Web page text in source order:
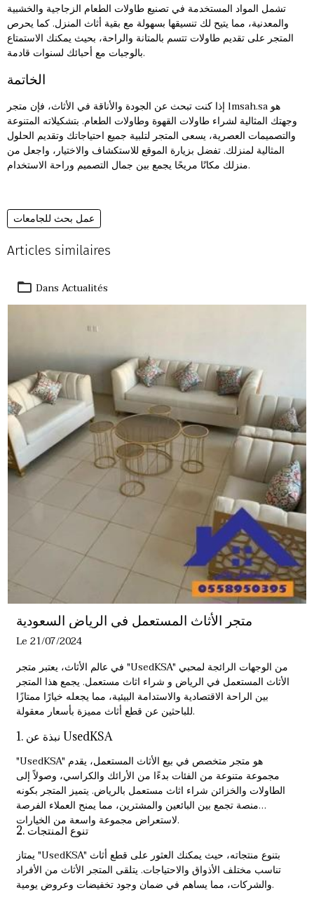
تشمل المواد المستخدمة في تصنيع طاولات الطعام الزجاجية والخشبية
والمعدنية، مما يتيح لك تنسيقها بسهولة مع بقية أثاث المنزل. كما يحرص
المتجر على تقديم طاولات تتسم بالمتانة والراحة، بحيث يمكنك الاستمتاع
بالوجبات مع أحبائك لسنوات قادمة.
الخاتمة
lmsah.sa
وجهتك المثالية لشراء طاولات القهوة وطاولات الطعام. بتشكيلاته المتنوعة
والتصميمات العصرية، يسعى المتجر لتلبية جميع احتياجاتك وتقديم الحلول
المثالية لمنزلك. تفضل بزيارة الموقع للاستكشاف والاختيار، واجعل من
منزلك مكانًا مريحًا يجمع بين جمال التصميم وراحة الاستخدام.
عمل بحث للجامعات
Articles similaires
Dans Actualités
متجر الأثاث المستعمل في الرياض السعودية
Le 21/07/2024
في عالم الأثاث، يعتبر متجر "UsedKSA" من الوجهات الرائجة لمحبي
الأثاث المستعمل في الرياض و شراء اثاث مستعمل. يجمع هذا المتجر
بين الراحة الاقتصادية والاستدامة البيئية، مما يجعله خيارًا ممتازًا
للباحثين عن قطع أثاث مميزة بأسعار معقولة.
1. نبذة عن UsedKSA
"UsedKSA" هو متجر متخصص في بيع الأثاث المستعمل، يقدم
مجموعة متنوعة من الفئات بدءًا من الأرائك والكراسي، وصولاً إلى
الطاولات والخزائن شراء اثاث مستعمل بالرياض. يتميز المتجر بكونه
منصة تجمع بين البائعين والمشترين، مما يمنح العملاء الفرصة
لاستعراض مجموعة واسعة من الخيارات.
2. تنوع المنتجات
يمتاز "UsedKSA" بتنوع منتجاته، حيث يمكنك العثور على قطع أثاث
تناسب مختلف الأذواق والاحتياجات. يتلقى المتجر الأثاث من الأفراد
والشركات، مما يساهم في ضمان وجود تخفيضات وعروض يومية.